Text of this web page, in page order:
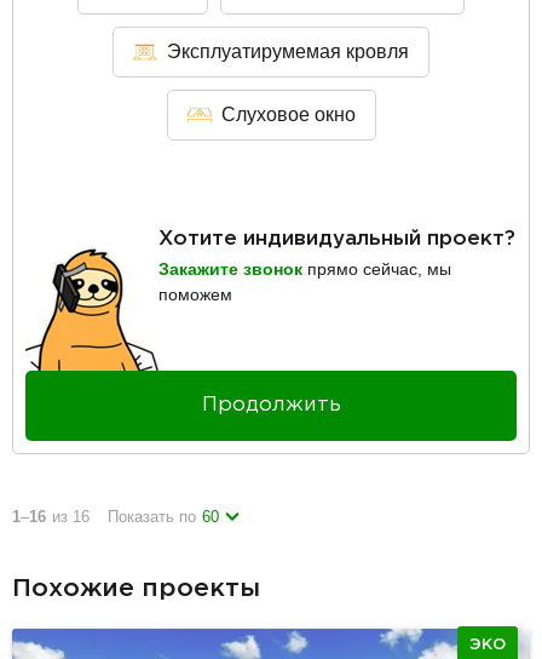
Эксплуатирумемая кровля
Слуховое окно
Хотите индивидуальный проект?
Закажите звонок прямо сейчас, мы
поможем
Продолжить
1–16 из 16 Показать по 60
Похожие проекты
ЭКО